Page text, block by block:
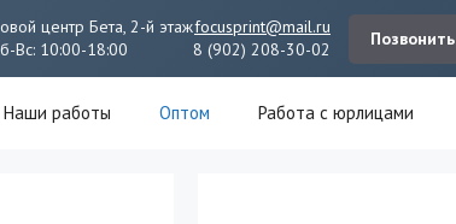
центр Бета, 2-й этаж
Вс: 10:00-18:00
focusprint@mail.ru
8 (902) 208-30-02
Позвонить
Наши работы Оптом Работа с юрлицами